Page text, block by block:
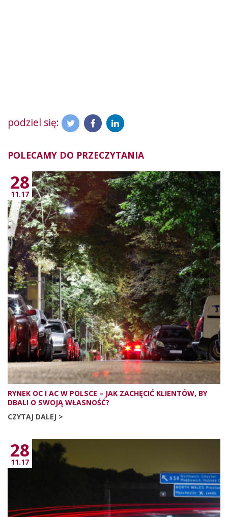
podziel się:
POLECAMY DO PRZECZYTANIA
28
11.17
RYNEK OC I AC W POLSCE – JAK ZACHĘCIĆ KLIENTÓW, BY
DBALI O SWOJĄ WŁASNOŚĆ?
CZYTAJ DALEJ >
28
11.17